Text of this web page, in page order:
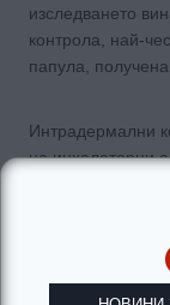
изследването
контрола, най-
папула,
Интрадермални
на инхалаторни
In vivo
серумни